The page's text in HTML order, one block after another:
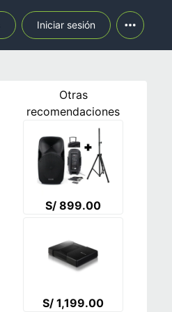
Iniciar sesión
Otras
recomendaciones
S/ 899.00
S/ 1,199.00